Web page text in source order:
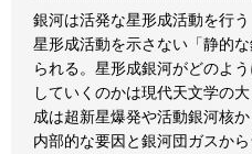
銀河は活発な星形成活動を行
星形成活動を示さない「静的
られる。星形成銀河がどのよ
していくのかは現代天文学の
成は超新星爆発や活動銀河核
内部的な要因と銀河団ガスか